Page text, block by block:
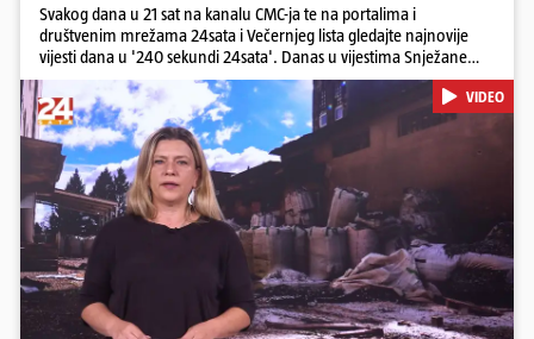
Svakog dana u 21 sat na kanalu CMC-ja te na portalima i
društvenim mrežama 24sata i Večernjeg lista gledajte najnovije
vijesti dana u '240 sekundi 24sata'. Danas u vijestima Snježane
Krnetić: Otpad koji bi prekrio Trg bana Jelačića, Milanović i
Plenković na Alci, spriječena nova željeznička nesreća, nedostatak
pedijatara, niski vodostaji...
Pokretanje videa...
VIDEO